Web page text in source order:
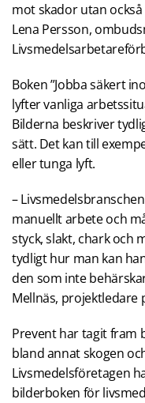
mot skador utan
Lena Persson,
Boken ”Jobba säkert
lyfter vanliga
Bilderna beskriver
sätt. Det kan till
eller tunga lyft.
–
manuellt arbete och
styck, slakt, chark och
tydligt hur man kan
den som inte
Mellnäs, projektledare
Prevent har tagit fram
bland annat skogen
Livsmedelsföretagen
bilderboken för